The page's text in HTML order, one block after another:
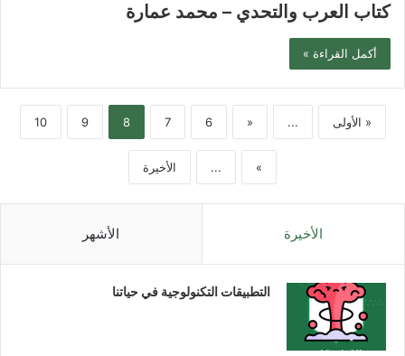
كتاب العرب والتحدي – محمد عمارة
أكمل القراءة »
« الأولى ...
«
6
7
8
9
10
»
... الأخيرة
الأخيرة الأشهر
التطبيقات التكنولوجية في حياتنا